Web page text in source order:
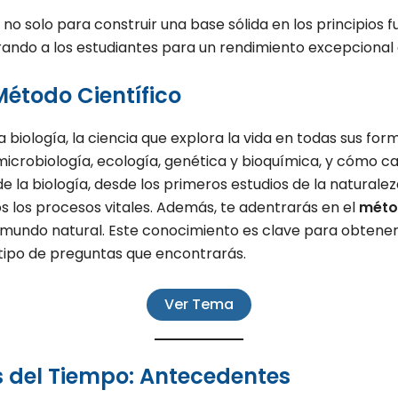
solo para construir una base sólida en los principios
a los estudiantes para un rendimiento excepcional
Científico
la ciencia que explora la vida en todas sus
ecología, genética y bioquímica, y cómo
la biología, desde los primeros estudios de la
procesos vitales. Además, te adentrarás en el
natural. Este conocimiento es clave para
de preguntas que encontrarás.
Ver Tema
Tiempo: Antecedentes